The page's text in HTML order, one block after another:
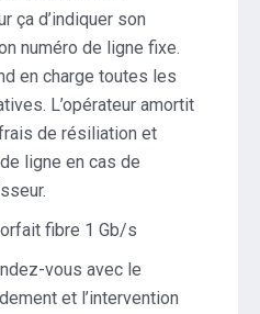
ça d’indiquer son
numéro de ligne fixe.
en charge toutes les
L’opérateur amortit
de résiliation et
ligne en cas de
fibre 1 Gb/s
vous avec le
et l’intervention